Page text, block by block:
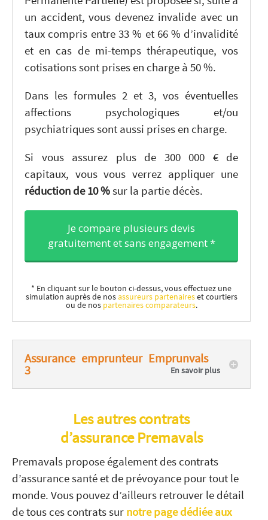
un accident, vous devenez invalide avec un
taux compris entre 33 % et 66 % d’invalidité
et en cas de mi-temps thérapeutique, vos
cotisations sont prises en charge à 50 %.
Dans les formules 2 et 3, vos éventuelles
affections psychologiques et/ou
psychiatriques sont aussi prises en charge.
Si vous assurez plus de 300 000 € de
capitaux, vous vous verrez appliquer une
réduction de 10 %sur la partie décès.
Je compare plusieurs devis
gratuitement et sans engagement *
* En cliquant sur le bouton ci-dessus, vous effectuez une
simulation auprès de nosassureurs partenaireset courtiers
ou de nos partenaires comparateurs.
Assurance emprunteur Emprunvals
3
Les autres contrats
d’assurance Premavals
Premavals propose également des contrats
d’assurance santé et de prévoyance pour tout le
monde. Vous pouvez d’ailleurs retrouver le détail
de tous ces contrats sur notre page dédiée aux